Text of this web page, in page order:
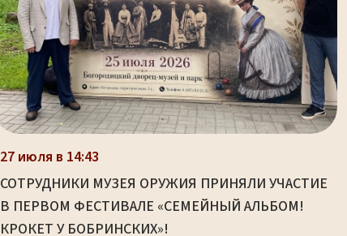
27 июля в 14:43
СОТРУДНИКИ МУЗЕЯ ОРУЖИЯ ПРИНЯЛИ УЧАСТИЕ
В ПЕРВОМ ФЕСТИВАЛЕ «СЕМЕЙНЫЙ АЛЬБОМ!
КРОКЕТ У БОБРИНСКИХ»!